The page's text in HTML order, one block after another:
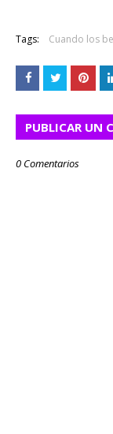
Tags: Cuando los
PUBLICAR UN
0 Comentarios